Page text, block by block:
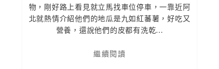
物，剛好路上看見就立馬找車位停車，一靠近阿
北就熱情介紹他們的地瓜是九如紅蕃薯，好吃又
營養，還說他們的皮都有洗乾...
繼續閱讀